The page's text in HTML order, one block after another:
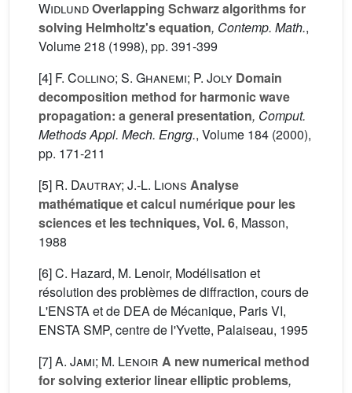
WidlundOverlapping Schwarz algorithms for
solving Helmholtz's equation, Contemp. Math.,
Volume 218 (1998), pp. 391-399
[4] F. Collino; S. Ghanemi; P. Joly Domain
decomposition method for harmonic wave
propagation: a general presentation, Comput.
Methods Appl. Mech. Engrg., Volume 184 (2000),
pp. 171-211
[5] R. Dautray; J.-L. Lions Analyse
mathématique et calcul numérique pour les
sciences et les techniques, Vol. 6, Masson,
1988
[6] C. Hazard, M. Lenoir, Modélisation et
résolution des problèmes de diffraction, cours de
L'ENSTA et de DEA de Mécanique, Paris VI,
ENSTA SMP, centre de l'Yvette, Palaiseau, 1995
[7]A. Jami; M. Lenoir A new numerical method
for solving exterior linear elliptic problems,